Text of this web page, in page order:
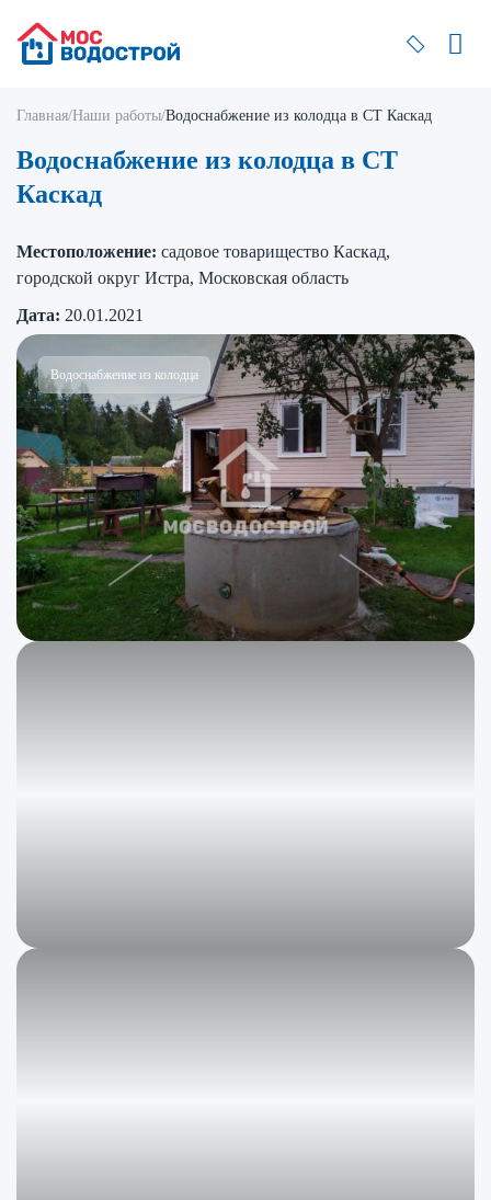
Главная/Наши работы/Водоснабжение из колодца в СТ Каскад
Водоснабжение из колодца в СТ
Каскад
Местоположение: садовое товарищество Каскад,
городской округ Истра, Московская область
Дата: 20.01.2021
Водоснабжение из колодца